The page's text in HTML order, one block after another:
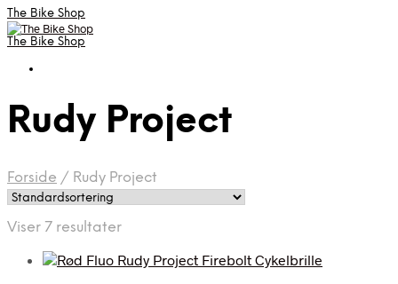
The Bike Shop
The Bike Shop
Rudy Project
Forside / Rudy Project
Viser 7 resultater